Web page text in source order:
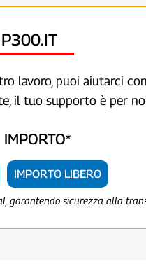
P300.IT
lavoro, puoi aiutarci
il tuo supporto è per
IMPORTO LIBERO
garantendo sicurezza alla